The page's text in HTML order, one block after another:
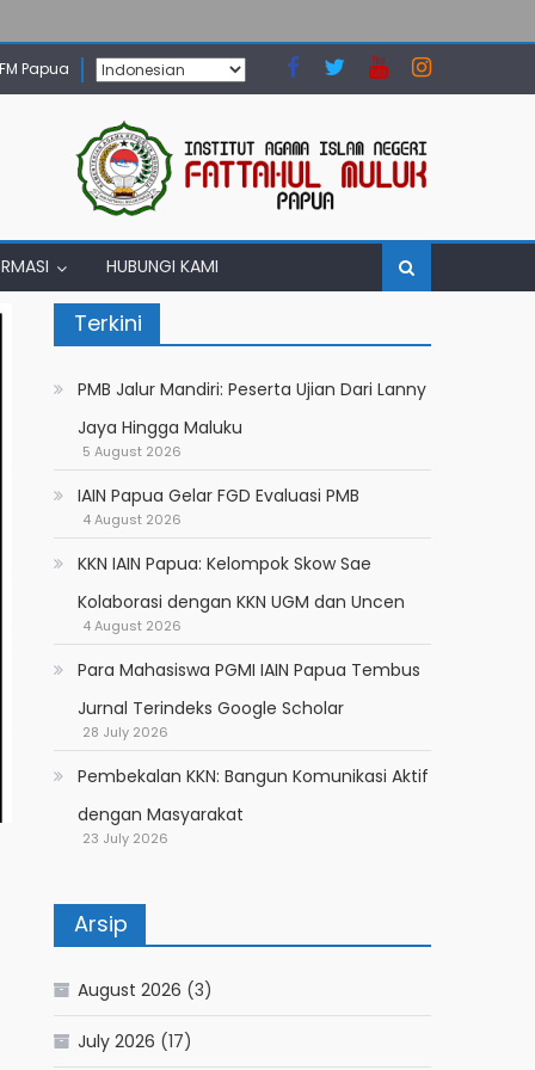
Papua
HUBUNGI KAMI
Terkini
PMB Jalur Mandiri: Peserta Ujian Dari Lanny
Jaya Hingga Maluku
5 August 2026
IAIN Papua Gelar FGD Evaluasi PMB
4 August 2026
KKN IAIN Papua: Kelompok Skow Sae
Kolaborasi dengan KKN UGM dan Uncen
4 August 2026
Para Mahasiswa PGMI IAIN Papua Tembus
Jurnal Terindeks Google Scholar
28 July 2026
Pembekalan KKN: Bangun Komunikasi Aktif
dengan Masyarakat
23 July 2026
Arsip
August 2026 (3)
July 2026 (17)